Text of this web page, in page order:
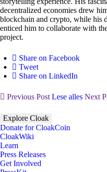
decentralized economies drew
blockchain and crypto, while his
enticed him to collaborate with
project.
Share on Facebook
Tweet
Share on LinkedIn
Previous Post Lese alles Next
Explore Cloak
Donate for CloakCoin
CloakWiki
Learn
Press Releases
Get Involved